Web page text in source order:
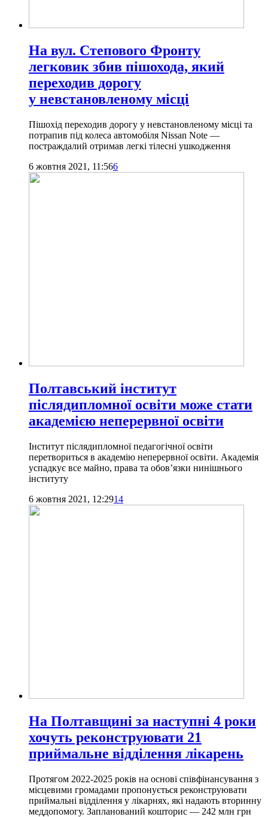
На вул. Степового Фронту
легковик збив пішохода, який
переходив дорогу
у невстановленому місці
Пішохід переходив дорогу у невстановленому місці та
потрапив під колеса автомобіля Nissan Note —
постраждалий отримав легкі тілесні ушкодження
6 жовтня 2021, 11:566
Полтавський інститут
післядипломної освіти може стати
академією неперервної освіти
Інститут післядипломної педагогічної освіти
перетвориться в академію неперервної освіти. Академія
успадкує все майно, права та обов’язки нинішнього
інституту
6 жовтня 2021, 12:2914
На Полтавщині за наступні 4 роки
хочуть реконструювати 21
приймальне відділення лікарень
Протягом 2022-2025 років на основі співфінансування з
місцевими громадами пропонується реконструювати
приймальні відділення у лікарнях, які надають вторинну
меддопомогу. Запланований кошторис — 242 млн грн